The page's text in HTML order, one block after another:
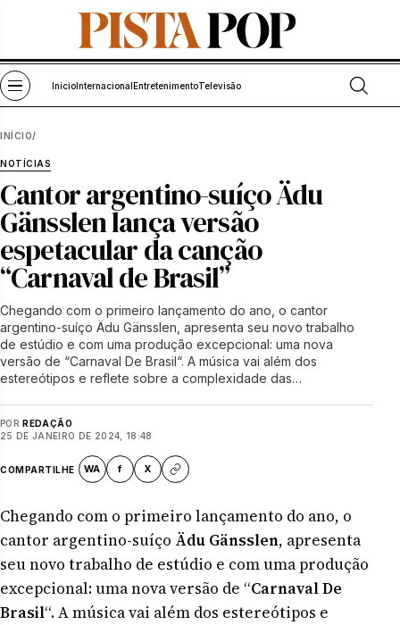
Pular para o conteúdo
Abrir menu
Início Internacional EntretenimentoTelevisão Abrir
INÍCIO/
NOTÍCIAS
Cantor argentino-suíço Ädu
Gänsslen lança versão
espetacular da canção
“Carnaval de Brasil”
Chegando com o primeiro lançamento do ano, o cantor
argentino-suíço Ädu Gänsslen, apresenta seu novo trabalho
de estúdio e com uma produção excepcional: uma nova
versão de “Carnaval De Brasil“. A música vai além dos
estereótipos e reflete sobre a complexidade das…
POR REDAÇÃO
25 DE JANEIRO DE 2024, 18:48
COMPARTILHE WA f X
Chegando com o primeiro lançamento do ano, o
cantor argentino-suíço Ädu Gänsslen, apresenta
seu novo trabalho de estúdio e com uma produção
excepcional: uma nova versão de “Carnaval De
Brasil“. A música vai além dos estereótipos e